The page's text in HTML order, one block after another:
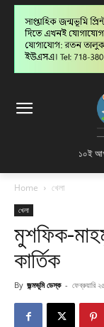
১০ই
Home খেলা
খেলা
মুশফিক-
কার্তিক
By জন্মভূমি ডেস্ক - ফেব্রুয়ারি